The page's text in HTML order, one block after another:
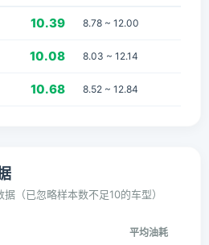
10.39 8.78 ~ 12.00
10.08 8.03 ~ 12.14
10.68 8.52 ~ 12.84
（已忽略样本数不足10的车型）
平均油耗